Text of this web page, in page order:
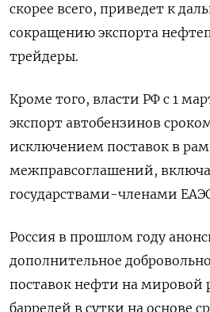
скорее всего, приведет к
сокращению экспорта
трейдеры.
Кроме того, власти РФ с 1
экспорт автобензинов
исключением поставок в
межправсоглашений,
государствами-членами
Россия в прошлом году
дополнительное
поставок нефти на мировой
баррелей в сутки на основе